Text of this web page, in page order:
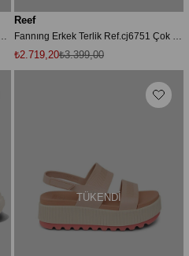
Reef
₺2.719,20₺3.399,00
TÜKENDI